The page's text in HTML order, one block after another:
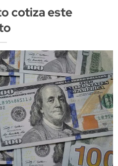
cotiza este